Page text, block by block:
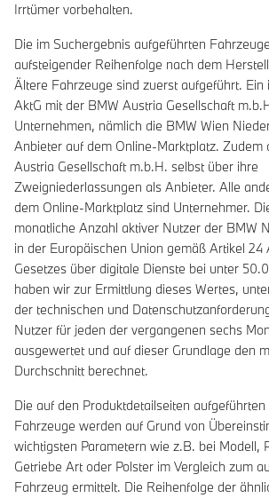
Irrtümer vorbehalten.
Die im Suchergebnis aufgeführten
aufsteigender Reihenfolge nach dem
Ältere Fahrzeuge sind zuerst aufgeführt. Ein
AktG mit der BMW Austria Gesellschaft
Unternehmen, nämlich die BMW Wien
Anbieter auf dem Online-Marktplatz. Zudem
Austria Gesellschaft m.b.H. selbst über ihre
Zweigniederlassungen als Anbieter. Alle
dem Online-Marktplatz sind Unternehmer.
monatliche Anzahl aktiver Nutzer der BMW
in der Europäischen Union gemäß Artikel 24
Gesetzes über digitale Dienste bei unter
haben wir zur Ermittlung dieses Wertes,
der technischen und
Nutzer für jeden der vergangenen sechs
ausgewertet und auf dieser Grundlage den
Durchschnitt berechnet.
Die auf den Produktdetailseiten
Fahrzeuge werden auf Grund von
wichtigsten Parametern wie z.B. bei Modell,
Getriebe Art oder Polster im Vergleich zum
Fahrzeug ermittelt. Die Reihenfolge der